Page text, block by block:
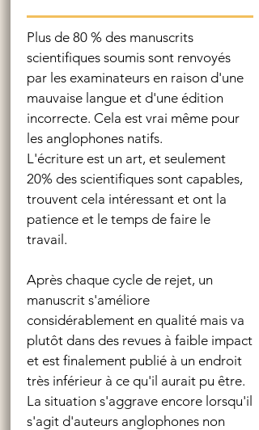
Plus de 80 % des manuscrits
scientifiques soumis sont renvoyés
par les examinateurs en raison d'une
mauvaise langue et d'une édition
incorrecte. Cela est vrai même pour
les anglophones natifs.
L'écriture est un art, et seulement
20% des scientifiques sont capables,
trouvent cela intéressant et ont la
patience et le temps de faire le
travail.
Après chaque cycle de rejet, un
manuscrit s'améliore
considérablement en qualité mais va
plutôt dans des revues à faible impact
et est finalement publié à un endroit
très inférieur à ce qu'il aurait pu être.
La situation s'aggrave encore lorsqu'il
s'agit d'auteurs anglophones non